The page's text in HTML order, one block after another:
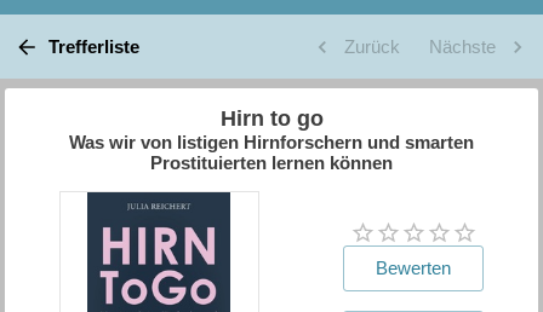
Trefferliste Zurück Nächste
Hirn to go
Was wir von listigen Hirnforschern und smarten
Prostituierten lernen können
Bewerten